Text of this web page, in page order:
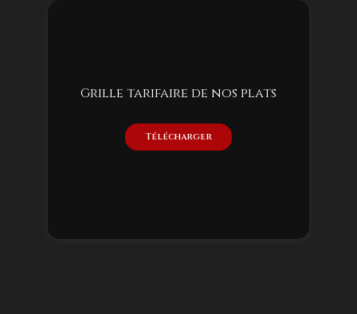
Grille tarifaire de nos plats
Télécharger